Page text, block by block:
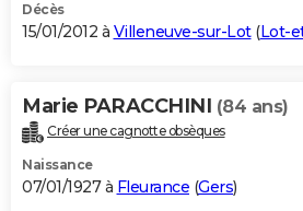
Décès
15/01/2012 à Villeneuve-sur-Lot(Lot-
Marie PARACCHINI (84 ans)
Créer une cagnotte obsèques
Naissance
07/01/1927 à Fleurance (Gers)